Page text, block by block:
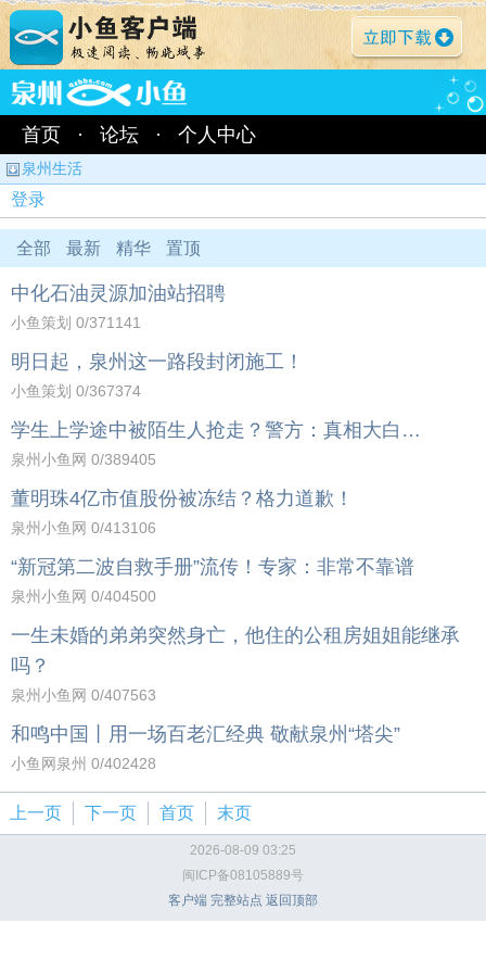
首页 · 论坛 · 个人中心
泉州生活
登录
全部 最新 精华 置顶
中化石油灵源加油站招聘
小鱼策划 0/371141
明日起，泉州这一路段封闭施工！
小鱼策划 0/367374
学生上学途中被陌生人抢走？警方：真相大白…
泉州小鱼网 0/389405
董明珠4亿市值股份被冻结？格力道歉！
泉州小鱼网 0/413106
“新冠第二波自救手册”流传！专家：非常不靠谱
泉州小鱼网 0/404500
一生未婚的弟弟突然身亡，他住的公租房姐姐能继承
吗？
泉州小鱼网 0/407563
和鸣中国丨用一场百老汇经典 敬献泉州“塔尖”
小鱼网泉州 0/402428
上一页 下一页 首页 末页
2026-08-09 03:25
闽ICP备08105889号
客户端 完整站点 返回顶部